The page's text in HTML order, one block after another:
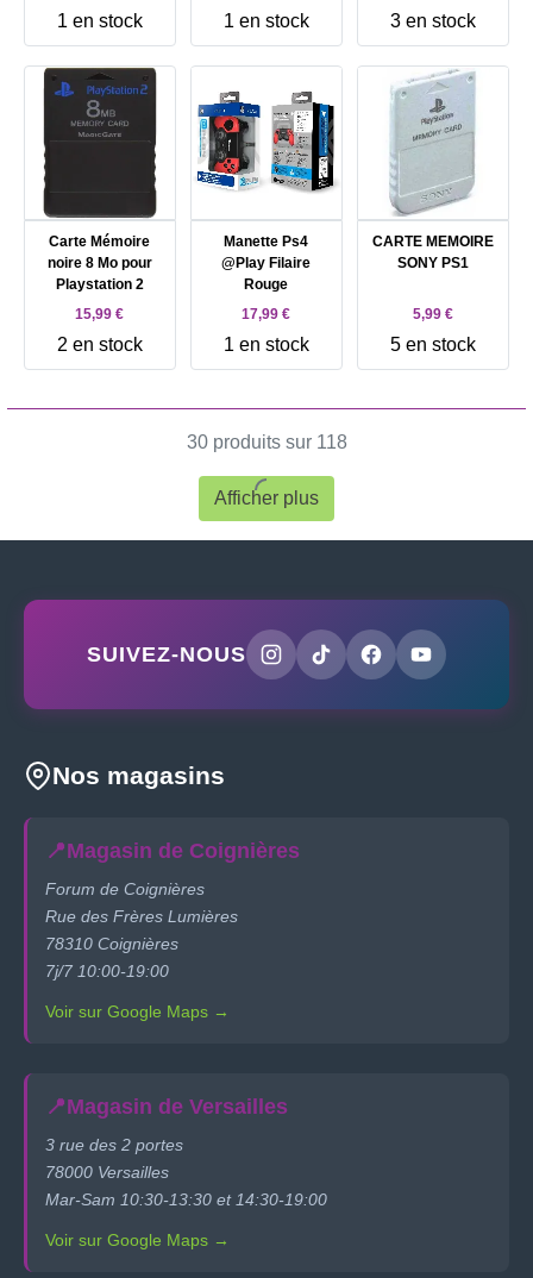
1 en stock 1 en stock 3 en stock
Carte Mémoire
noire 8 Mo pour
Playstation 2
15,99 €
2 en stock
Manette Ps4
@Play Filaire
Rouge
17,99 €
1 en stock
CARTE MEMOIRE
SONY PS1
5,99 €
5 en stock
30 produits sur 118
Afficher plus
SUIVEZ-NOUS
Nos magasins
📍Magasin de Coignières
Forum de Coignières
Rue des Frères Lumières
78310 Coignières
7j/7 10:00-19:00
Voir sur Google Maps →
📍Magasin de Versailles
3 rue des 2 portes
78000 Versailles
Mar-Sam 10:30-13:30 et 14:30-19:00
Voir sur Google Maps →